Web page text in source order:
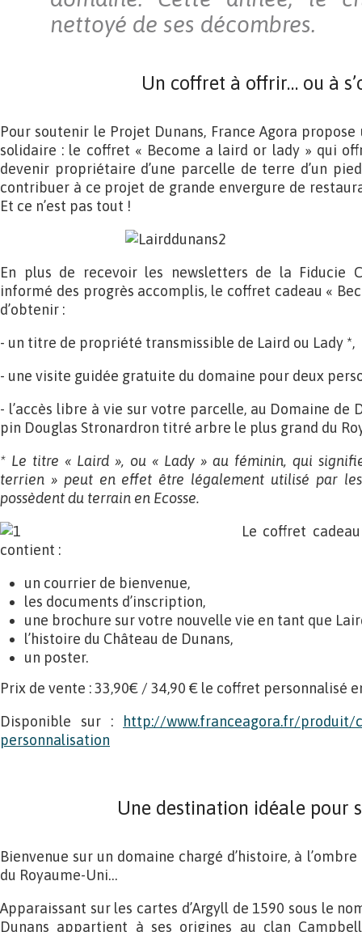
nettoyé de ses décombres.
Un coffret à offrir… ou à
Pour soutenir le Projet Dunans, France Agora
solidaire : le coffret « Become a laird or lady » qui
devenir propriétaire d’une parcelle de terre d’un
contribuer à ce projet de grande envergure de
Et ce n’est pas tout !
En plus de recevoir les newsletters de la Fiducie
informé des progrès accomplis, le coffret cadeau «
d’obtenir :
- un titre de propriété transmissible de Laird ou Lady *,
- une visite guidée gratuite du domaine pour deux
- l’accès libre à vie sur votre parcelle, au Domaine de
pin Douglas Stronardron titré arbre le plus grand du
* Le titre « Laird », ou « Lady » au féminin, qui
terrien » peut en effet être légalement utilisé par
possèdent du terrain en Ecosse.
Le coffret
contient :
un courrier de bienvenue,
les documents d’inscription,
une brochure sur votre nouvelle vie en tant que
l’histoire du Château de Dunans,
un poster.
Prix de vente : 33,90€ / 34,90 € le coffret personnalisé
Disponible sur :
http://www.franceagora.fr/produit/
personnalisation
Une destination idéale pour
Bienvenue sur un domaine chargé d’histoire, à
du Royaume-Uni…
Apparaissant sur les cartes d’Argyll de 1590 sous le
Dunans appartient à ses origines au clan